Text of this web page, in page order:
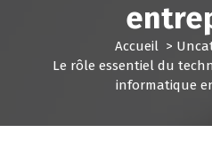
Accueil >
Le rôle essentiel du
informatique